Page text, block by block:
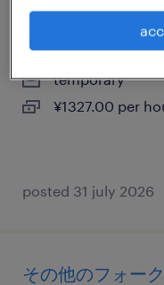
自動車・輸送機
埼玉県大里郡寄
temporary
¥1327.00 per
posted 31 july 2026
その他のフォー